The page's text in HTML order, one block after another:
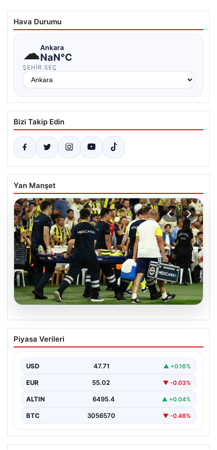
Hava Durumu
☁Ankara
NaN°C
ŞEHIR SEÇ
Bizi Takip Edin
Yan Manşet
05.08.2026
Fenerbahçe’de Sturm Graz Maçında
Oosterwolde’den Üzücü Haber!
gerçekleşen heyecan dolu mücadelede Fenerbahçe'nin
Sturm Graz…
Piyasa Verileri
USD 47.71 ▲ +0.16%
EUR 55.02 ▼ -0.03%
ALTIN 6495.4 ▲ +0.04%
BTC 3056570 ▼ -0.46%